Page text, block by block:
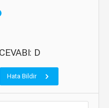
D
Hata Bildir